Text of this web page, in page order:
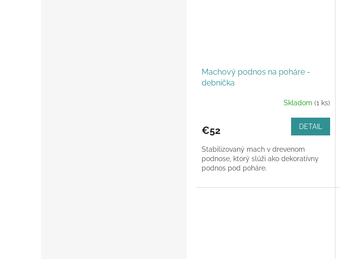
Machový podnos na poháre -
debnička
Skladom (1 ks)
€52 DETAIL
Stabilizovaný mach v drevenom
podnose, ktorý slúži ako dekoratívny
podnos pod poháre.